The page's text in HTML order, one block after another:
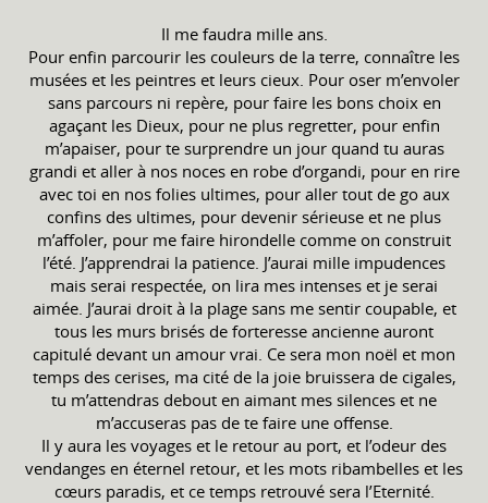
Il me faudra mille ans.
Pour enfin parcourir les couleurs de la terre, connaître les
musées et les peintres et leurs cieux. Pour oser m’envoler
sans parcours ni repère, pour faire les bons choix en
agaçant les Dieux, pour ne plus regretter, pour enfin
m’apaiser, pour te surprendre un jour quand tu auras
grandi et aller à nos noces en robe d’organdi, pour en rire
avec toi en nos folies ultimes, pour aller tout de go aux
confins des ultimes, pour devenir sérieuse et ne plus
m’affoler, pour me faire hirondelle comme on construit
l’été. J’apprendrai la patience. J’aurai mille impudences
mais serai respectée, on lira mes intenses et je serai
aimée. J’aurai droit à la plage sans me sentir coupable, et
tous les murs brisés de forteresse ancienne auront
capitulé devant un amour vrai. Ce sera mon noël et mon
temps des cerises, ma cité de la joie bruissera de cigales,
tu m’attendras debout en aimant mes silences et ne
m’accuseras pas de te faire une offense.
Il y aura les voyages et le retour au port, et l’odeur des
vendanges en éternel retour, et les mots ribambelles et les
cœurs paradis, et ce temps retrouvé sera l’Eternité.